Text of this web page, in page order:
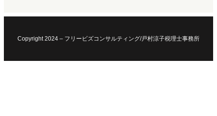
Copyright 2024 – フリービズコンサルティング/戸村涼子税理士事務所